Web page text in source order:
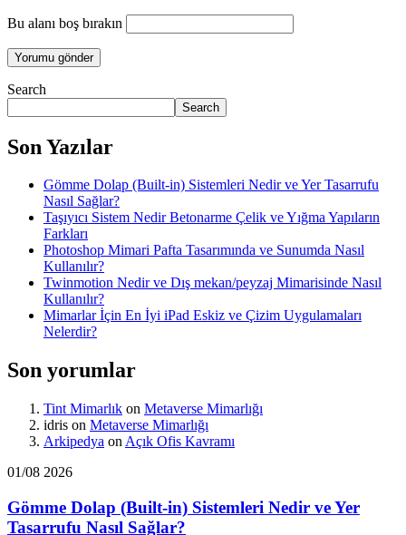
Bu alanı boş bırakın
Search
Search
Son Yazılar
Gömme Dolap (Built-in) Sistemleri Nedir ve Yer Tasarrufu
Nasıl Sağlar?
Taşıyıcı Sistem Nedir Betonarme Çelik ve Yığma Yapıların
Farkları
Photoshop Mimari Pafta Tasarımında ve Sunumda Nasıl
Kullanılır?
Twinmotion Nedir ve Dış mekan/peyzaj Mimarisinde Nasıl
Kullanılır?
Mimarlar İçin En İyi iPad Eskiz ve Çizim Uygulamaları
Nelerdir?
Son yorumlar
Tint Mimarlık on Metaverse Mimarlığı
idris on Metaverse Mimarlığı
Arkipedya on Açık Ofis Kavramı
01/08 2026
Gömme Dolap (Built-in) Sistemleri Nedir ve Yer
Tasarrufu Nasıl Sağlar?